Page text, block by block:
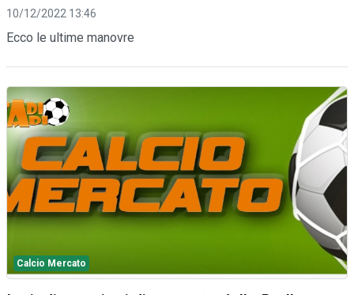
10/12/2022 13:46
Ecco le ultime manovre
Calcio Mercato